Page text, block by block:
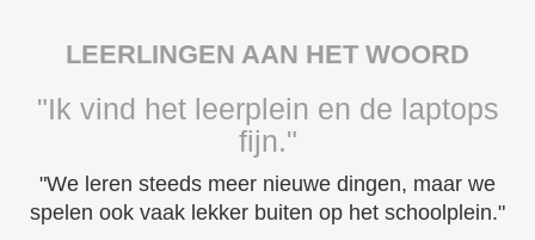
LEERLINGEN AAN HET WOORD
"Ik vind het leerplein en de laptops
fijn."
"We leren steeds meer nieuwe dingen, maar we
spelen ook vaak lekker buiten op het schoolplein."